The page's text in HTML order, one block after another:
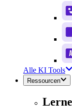
Alle KI Tools
Ressourcen